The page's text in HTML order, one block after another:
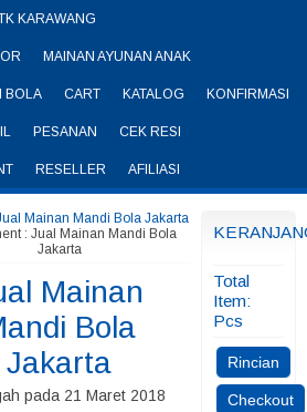
KARAWANG
MAINAN AYUNAN ANAK
BOLA CART KATALOG KONFIRMASI
PESANAN CEK RESI
RESELLER AFILIASI
Mainan Mandi Bola Jakarta
: Jual Mainan Mandi Bola
Jakarta
Mainan
Bola
Jakarta
pada 21 Maret 2018
Total
Item:
Pcs
Rincian
Checkout